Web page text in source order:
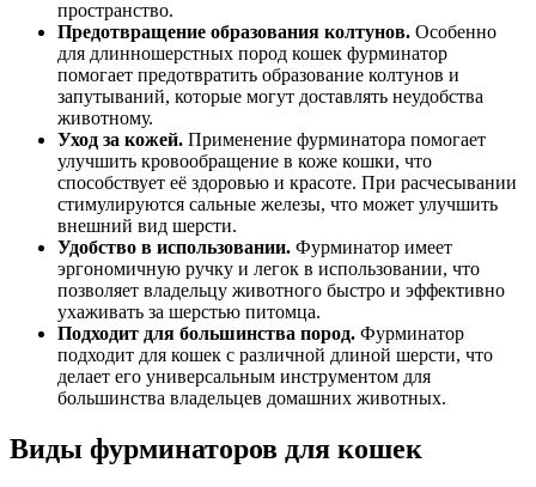
пространство.
Предотвращение образования колтунов. Особенно
для длинношерстных пород кошек фурминатор
помогает предотвратить образование колтунов и
запутываний, которые могут доставлять неудобства
животному.
Уход за кожей. Применение фурминатора помогает
улучшить кровообращение в коже кошки, что
способствует её здоровью и красоте. При расчесывании
стимулируются сальные железы, что может улучшить
внешний вид шерсти.
Удобство в использовании. Фурминатор имеет
эргономичную ручку и легок в использовании, что
позволяет владельцу животного быстро и эффективно
ухаживать за шерстью питомца.
Подходит для большинства пород. Фурминатор
подходит для кошек с различной длиной шерсти, что
делает его универсальным инструментом для
большинства владельцев домашних животных.
Виды фурминаторов для кошек